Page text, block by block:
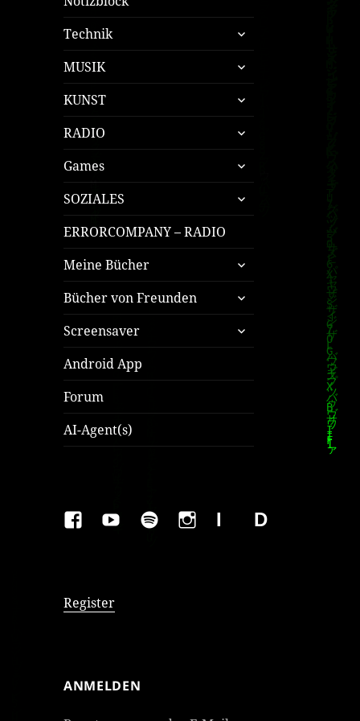
Technik
untermenü
öffnen
MUSIK
untermenü
öffnen
KUNST
untermenü
öffnen
RADIO
untermenü
öffnen
Games
untermenü
öffnen
SOZIALES
untermenü
öffnen
ERRORCOMPANY – RADIO
Meine Bücher
untermenü
öffnen
Bücher von Freunden
untermenü
öffnen
Screensaver
untermenü
öffnen
Android App
Forum
AI-Agent(s)
FAKEBOOK
YOUTUBESPOTIFYINSTAGRAM
IMPRESSUM
Register
ANMELDEN